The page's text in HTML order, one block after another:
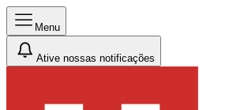
Menu
Ative nossas notificações